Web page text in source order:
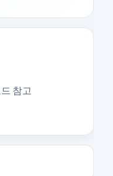
참고